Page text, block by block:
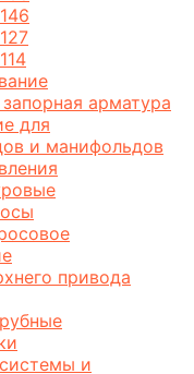
арматура
для
и манифольдов
привода
и